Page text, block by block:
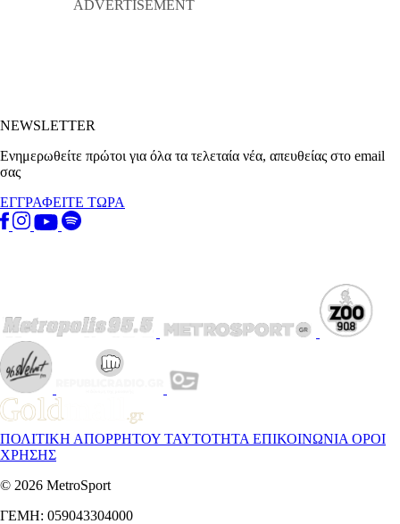
NEWSLETTER
Ενημερωθείτε πρώτοι για όλα τα τελεταία νέα, απευθείας στο email
σας
ΕΓΓΡΑΦΕΙΤΕ ΤΩΡΑ
ΠΟΛΙΤΙΚΗ ΑΠΟΡΡΗΤΟΥ ΤΑΥΤΟΤΗΤΑ ΕΠΙΚΟΙΝΩΝΙΑ ΟΡΟΙ
ΧΡΗΣΗΣ
© 2026 MetroSport
ΓΕΜΗ: 059043304000